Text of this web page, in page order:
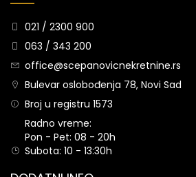
021 / 2300 900
063 / 343 200
office@scepanovicnekretnine.rs
Bulevar oslobođenja 78, Novi Sad
Broj u registru 1573
Radno vreme:
Pon - Pet: 08 - 20h
Subota: 10 - 13:30h